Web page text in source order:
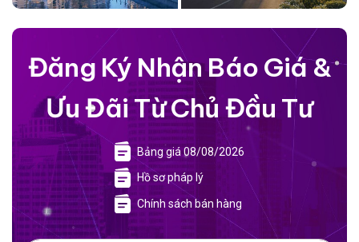
Đăng Ký Nhận Báo Giá &
Ưu Đãi Từ Chủ Đầu Tư
Bảng giá 08/08/2026
Hồ sơ pháp lý
Chính sách bán hàng